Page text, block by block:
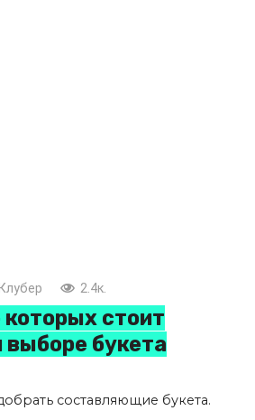
2.4к.
которых стоит
выборе букета
составляющие букета.